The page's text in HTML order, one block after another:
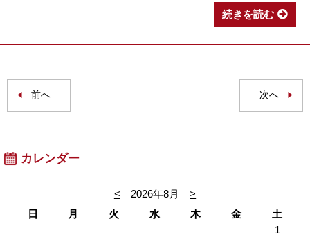
続きを読む
前へ 次へ
カレンダー
< 2026年8月
>
日
月 火 水 木 金
土
1